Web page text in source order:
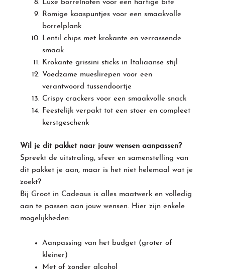
Luxe borrelnoten voor een hartige bite
Romige kaaspuntjes voor een smaakvolle
borrelplank
Lentil chips met krokante en verrassende
smaak
Krokante grissini sticks in Italiaanse stijl
Voedzame mueslirepen voor een
verantwoord tussendoortje
Crispy crackers voor een smaakvolle snack
Feestelijk verpakt tot een stoer en compleet
kerstgeschenk
Wil je dit pakket naar jouw wensen aanpassen?
Spreekt de uitstraling, sfeer en samenstelling van
dit pakket je aan, maar is het niet helemaal wat je
zoekt?
Bij Groot in Cadeaus is alles maatwerk en volledig
aan te passen aan jouw wensen. Hier zijn enkele
mogelijkheden:
Aanpassing van het budget (groter of
kleiner)
Met of zonder alcohol